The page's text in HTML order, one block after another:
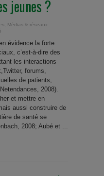
jeunes ?
Médias & réseaux
évidence la forte
c’est-à-dire des
les interactions
forums,
de patients,
2008).
et mettre en
aussi construire de
de santé se
2008; Aubé et ...